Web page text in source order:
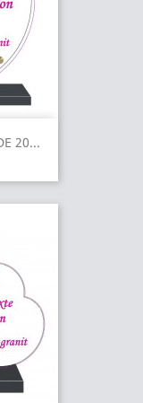
20...